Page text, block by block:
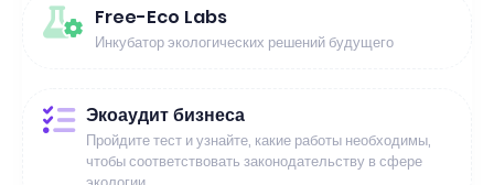
Free-Eco Labs
Инкубатор экологических решений будущего
Экоаудит бизнеса
Пройдите тест и узнайте, какие работы необходимы,
чтобы соответствовать законодательству в сфере